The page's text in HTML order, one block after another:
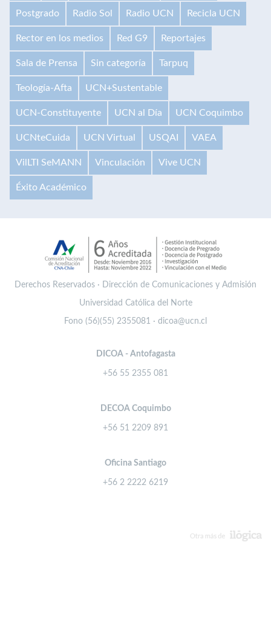
Postgrado Radio Sol Radio UCN Recicla UCN
Rector en los medios Red G9 Reportajes
Sala de Prensa Sin categoría Tarpuq
Teología-Afta UCN+Sustentable
UCN-Constituyente UCN al Día UCN Coquimbo
UCNteCuida UCN Virtual USQAI VAEA
VilLTI SeMANN Vinculación Vive UCN
Éxito Académico
Derechos Reservados · Dirección de Comunicaciones y Admisión
Universidad Católica del Norte
Fono (56)(55) 2355081 · dicoa@ucn.cl
DICOA - Antofagasta
+56 55 2355 081
DECOA Coquimbo
+56 51 2209 891
Oficina Santiago
+56 2 2222 6219